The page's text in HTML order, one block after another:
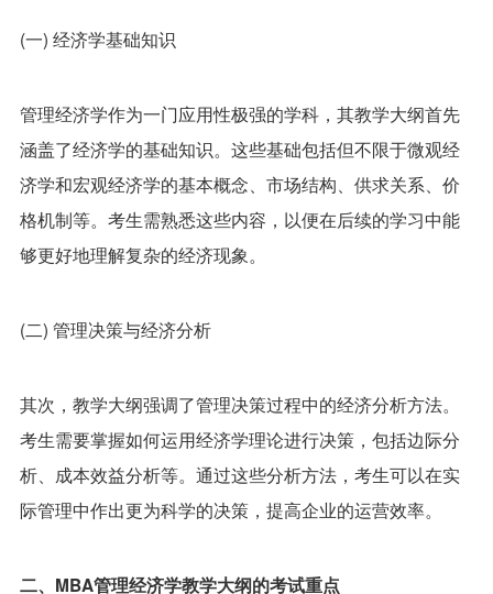
(一) 经济学基础知识
管理经济学作为一门应用性极强的学科，其教学大纲首先
涵盖了经济学的基础知识。这些基础包括但不限于微观经
济学和宏观经济学的基本概念、市场结构、供求关系、价
格机制等。考生需熟悉这些内容，以便在后续的学习中能
够更好地理解复杂的经济现象。
(二) 管理决策与经济分析
其次，教学大纲强调了管理决策过程中的经济分析方法。
考生需要掌握如何运用经济学理论进行决策，包括边际分
析、成本效益分析等。通过这些分析方法，考生可以在实
际管理中作出更为科学的决策，提高企业的运营效率。
二、MBA管理经济学教学大纲的考试重点